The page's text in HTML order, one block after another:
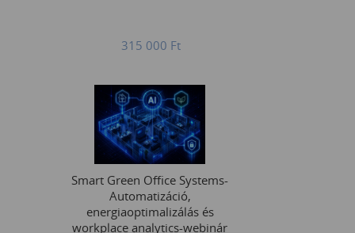
315 000 Ft
Smart Green Office Systems-
Automatizáció,
energiaoptimalizálás és
workplace analytics-webinár